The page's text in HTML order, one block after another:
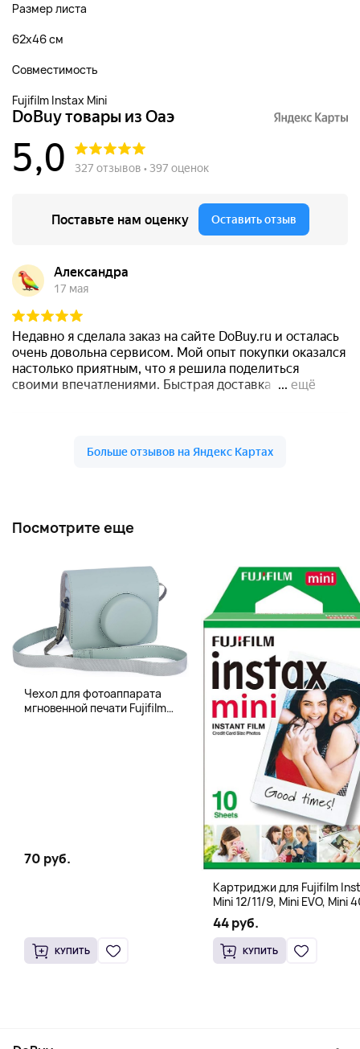
Размер листа
62x46 см
Совместимость
Fujifilm Instax Mini
Посмотрите еще
Чехол для фотоаппарата
мгновенной печати Fujifilm
70 руб.
КУПИТЬ
Картриджи для Fujifilm
Mini 12/11/9, Mini EVO, Mini
Mini Liplay, Mini Link, Mini 90
instant, 10 штук
44 руб.
КУПИТЬ